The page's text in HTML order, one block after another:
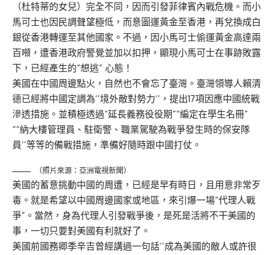
（杜特蒂的女兒）完全不同，因而引發菲律賓內戰危機。而小
馬可士也因民調聲望極低，而意圖運黃金至香港，再兌換成白
銀從香港轉運至其他國家。不過，因小馬可士偷運黃金高達兩
百噸，遭香港政府警覺並加以扣押，顯現小馬可士在事跡敗露
下，已經產生的“想逃” 心態！
美國在中國周邊點火，自然也不會忘了臺灣。臺灣領導人賴清
德已經將中國定調為‘’境外敵對勢力‘’，提出17項因應中國統戰
滲透措施。並積極透過“延長義務役役期”“編定在學生名冊”
““納大樓管理員、駐衛警、職業駕駛為戰爭發生時的保安隊
員‘’等等的備戰措施，準備好隨時跟中國打仗。
（照片來源：亞洲電視新聞）
美國的蓄意挑動中國的周遭，已經是早有時日，且用意非常歹
毒。就是希望以中國周邊國家或地區，來引爆一場“代理人戰
爭”。當然，身為代理人引發戰爭後，是死是活將不干美國的
事，一切只要對美國有利就好了。
美國前國務卿季辛吉曾經講過一句話‘’成為美國的敵人或許很